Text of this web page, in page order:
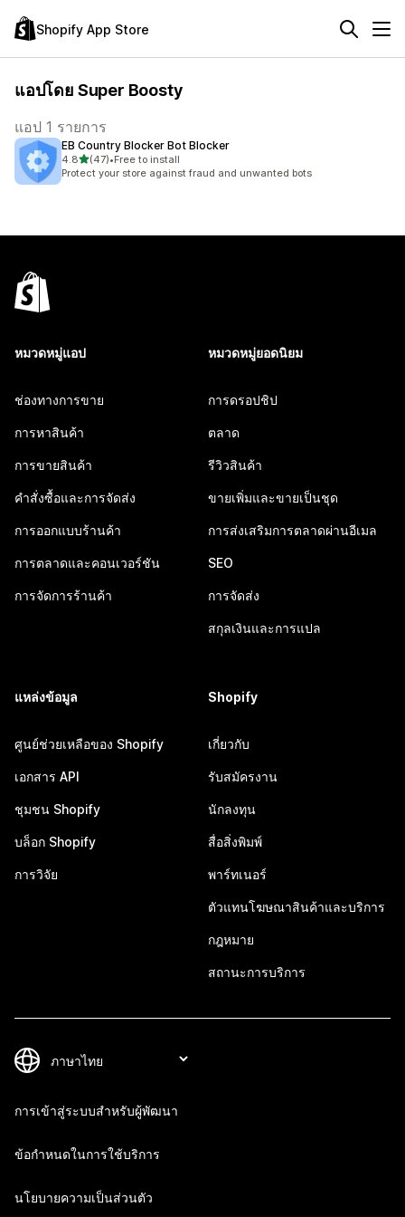
Shopify App Store
แอปโดย Super Boosty
แอป 1 รายการ
EB Country Blocker Bot Blocker
4.8เต็ม 5 ดาว
(47)
ทั้งหมด 47 รีวิว
•Free to install
Protect your store against fraud and unwanted bots
หมวดหมู่แอป
ช่องทางการขาย
การหาสินค้า
การขายสินค้า
คำสั่งซื้อและการจัดส่ง
การออกแบบร้านค้า
การตลาดและคอนเวอร์ชัน
การจัดการร้านค้า
หมวดหมู่ยอดนิยม
การดรอปชิป
ตลาด
รีวิวสินค้า
ขายเพิ่มและขายเป็นชุด
การส่งเสริมการตลาดผ่านอีเมล
SEO
การจัดส่ง
สกุลเงินและการแปล
แหล่งข้อมูล
ศูนย์ช่วยเหลือของ Shopify
เอกสาร API
ชุมชน Shopify
บล็อก Shopify
การวิจัย
Shopify
เกี่ยวกับ
รับสมัครงาน
นักลงทุน
สื่อสิ่งพิมพ์
พาร์ทเนอร์
ตัวแทนโฆษณาสินค้าและบริการ
กฎหมาย
สถานะการบริการ
การเข้าสู่ระบบสำหรับผู้พัฒนา
ข้อกำหนดในการใช้บริการ
นโยบายความเป็นส่วนตัว